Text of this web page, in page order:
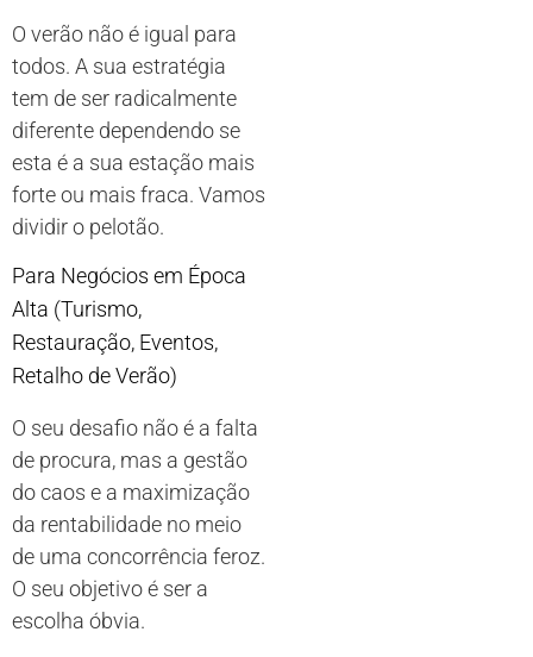
O verão não é igual para
todos. A sua estratégia
tem de ser radicalmente
diferente dependendo se
esta é a sua estação mais
forte ou mais fraca. Vamos
dividir o pelotão.
Para Negócios em Época
Alta (Turismo,
Restauração, Eventos,
Retalho de Verão)
O seu desafio não é a falta
de procura, mas a gestão
do caos e a maximização
da rentabilidade no meio
de uma concorrência feroz.
O seu objetivo é ser a
escolha óbvia.